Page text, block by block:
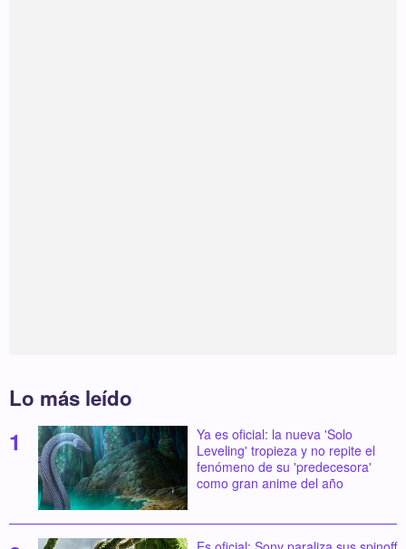
Lo más leído
Ya es oficial: la nueva 'Solo
Leveling' tropieza y no repite el
fenómeno de su 'predecesora'
como gran anime del año